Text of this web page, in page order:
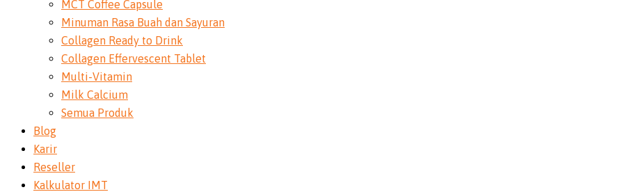
MCT Coffee Capsule
Minuman Rasa Buah dan Sayuran
Collagen Ready to Drink
Collagen Effervescent Tablet
Multi-Vitamin
Milk Calcium
Semua Produk
Blog
Karir
Reseller
Kalkulator IMT